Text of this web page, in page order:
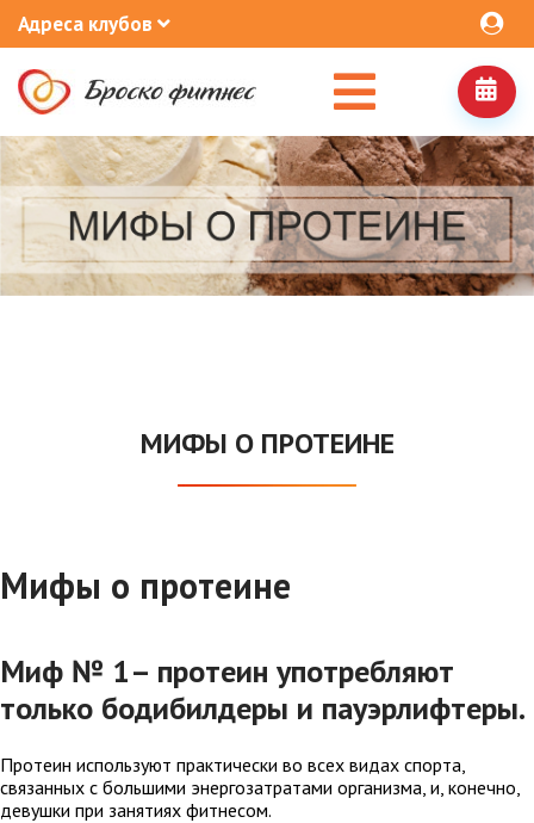
Адреса клубов
МИФЫ О ПРОТЕИНЕ
Мифы о протеине
Миф № 1– протеин употребляют
только бодибилдеры и пауэрлифтеры.
Протеин используют практически во всех видах спорта,
связанных с большими энергозатратами организма, и, конечно,
девушки при занятиях фитнесом.